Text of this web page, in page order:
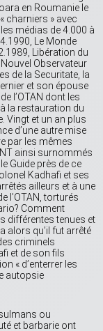
en Roumanie le
charniers » avec
médias de 4.000 à
Le Monde
Libération du
Nouvel Observateur
de la Securitate, la
et son épouse
l’OTAN dont les
la restauration du
Vingt et un an plus
d’une autre mise
par les mêmes
ainsi surnommés
Guide près de ce
Kadhafi et ses
ailleurs et à une
l’OTAN, torturés
Comment
différentes tenues et
alors qu’il fut arrêté
criminels
et de son fils
« d’enterrer les
autopsie
ou
et barbarie ont